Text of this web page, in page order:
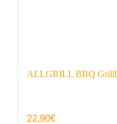
ALLGRILL BBQ
22,90€